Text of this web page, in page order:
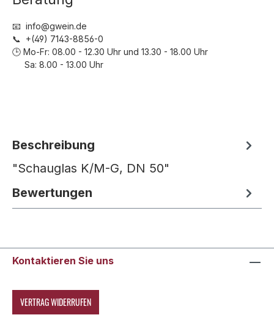
📧 info@gwein.de
📞 +(49) 7143-8856-0
🕒 Mo-Fr: 08.00 - 12.30 Uhr und 13.30 - 18.00 Uhr
Sa: 8.00 - 13.00 Uhr
Beschreibung
"Schauglas K/M-G, DN 50"
Bewertungen
Kontaktieren Sie uns
VERTRAG WIDERRUFEN